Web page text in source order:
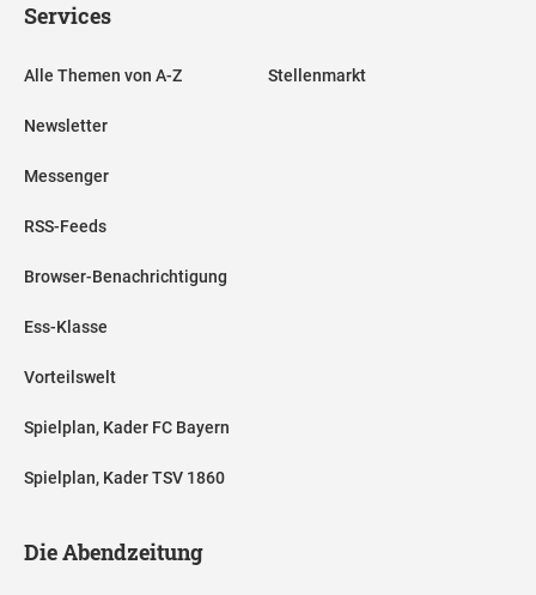
Services
Alle Themen von A-Z
Newsletter
Messenger
RSS-Feeds
Browser-Benachrichtigung
Ess-Klasse
Vorteilswelt
Spielplan, Kader FC Bayern
Spielplan, Kader TSV 1860
Stellenmarkt
Die Abendzeitung